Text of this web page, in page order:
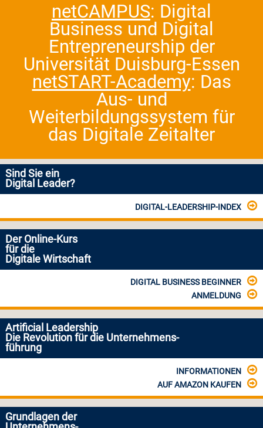
netCAMPUS: Digital
Business und Digital
Entrepreneurship der
Universität Duisburg-Essen
netSTART-Academy: Das
Aus- und
Weiterbildungssystem für
das Digitale Zeitalter
Sind Sie ein
Digital Leader?
DIGITAL-LEADERSHIP-INDEX
Der Online-Kurs
für die
Digitale Wirtschaft
DIGITAL BUSINESS BEGINNER
ANMELDUNG
Artificial Leadership
Die Revolution für die Unternehmens-
führung
INFORMATIONEN
AUF AMAZON KAUFEN
Grundlagen der